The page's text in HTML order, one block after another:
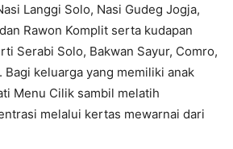
Langgi Solo, Nasi Gudeg Jogja,
Rawon Komplit serta kudapan
Serabi Solo, Bakwan Sayur, Comro,
Bagi keluarga yang memiliki anak
Menu Cilik sambil melatih
melalui kertas mewarnai dari